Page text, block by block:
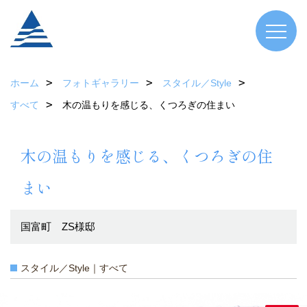
ホーム フォトギャラリー
スタイル／Style
すべて
木の温もりを感じる、くつろぎの住まい
木の温もりを感じる、くつろぎの住
まい
国富町 ZS様邸
スタイル／Style｜すべて